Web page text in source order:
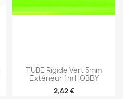
TUBE Rigide Vert 5mm
Extérieur 1m HOBBY
2,42 €